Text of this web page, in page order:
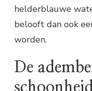
helderblauwe
belooft dan ook
worden.
De